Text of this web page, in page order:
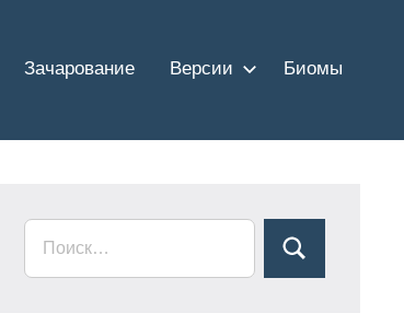
Зачарование Версии Биомы